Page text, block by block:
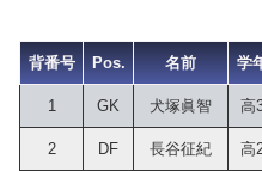
背番号 Pos. 名前 学
1 GK 犬塚眞智 高
2 DF 長谷征紀 高